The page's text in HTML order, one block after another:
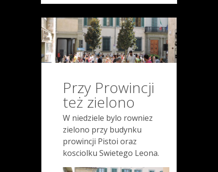
Przy Prowincji
też zielono
W niedziele bylo rowniez
zielono przy budynku
prowincji Pistoi oraz
kosciolku Swietego Leona.